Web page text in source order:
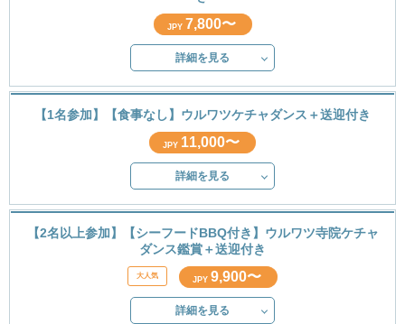
JPY 7,800〜
詳細を見る
【1名参加】【食事なし】ウルワツケチャダンス＋送迎付き
JPY 11,000〜
詳細を見る
【2名以上参加】【シーフードBBQ付き】ウルワツ寺院ケチャ
ダンス鑑賞＋送迎付き
JPY 9,900〜
詳細を見る